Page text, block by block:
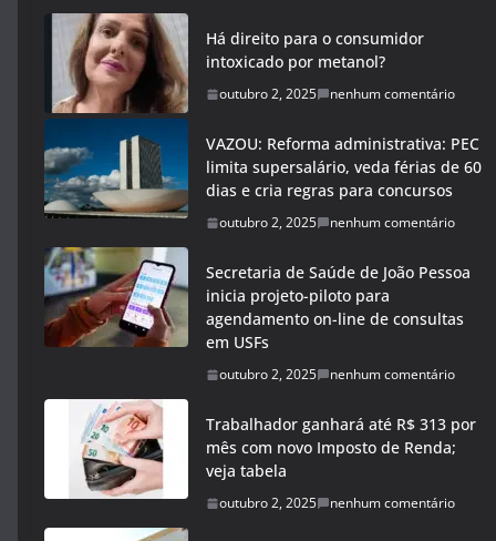
Há direito para o consumidor
intoxicado por metanol?
outubro 2, 2025 nenhum comentário
VAZOU: Reforma administrativa: PEC
limita supersalário, veda férias de 60
dias e cria regras para concursos
outubro 2, 2025 nenhum comentário
Secretaria de Saúde de João Pessoa
inicia projeto-piloto para
agendamento on-line de consultas
em USFs
outubro 2, 2025 nenhum comentário
Trabalhador ganhará até R$ 313 por
mês com novo Imposto de Renda;
veja tabela
outubro 2, 2025 nenhum comentário